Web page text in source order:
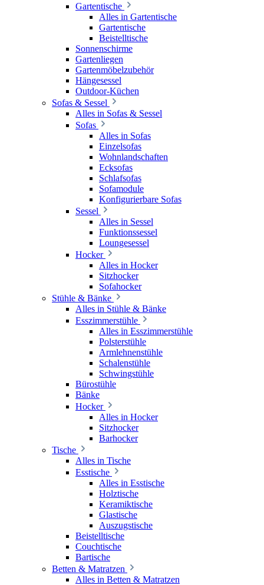
Gartentische
Alles in Gartentische
Gartentische
Beistelltische
Sonnenschirme
Gartenliegen
Gartenmöbelzubehör
Hängesessel
Outdoor-Küchen
Sofas & Sessel
Alles in Sofas & Sessel
Sofas
Alles in Sofas
Einzelsofas
Wohnlandschaften
Ecksofas
Schlafsofas
Sofamodule
Konfigurierbare Sofas
Sessel
Alles in Sessel
Funktionssessel
Loungesessel
Hocker
Alles in Hocker
Sitzhocker
Sofahocker
Stühle & Bänke
Alles in Stühle & Bänke
Esszimmerstühle
Alles in Esszimmerstühle
Polsterstühle
Armlehnenstühle
Schalenstühle
Schwingstühle
Bürostühle
Bänke
Hocker
Alles in Hocker
Sitzhocker
Barhocker
Tische
Alles in Tische
Esstische
Alles in Esstische
Holztische
Keramiktische
Glastische
Auszugstische
Beistelltische
Couchtische
Bartische
Betten & Matratzen
Alles in Betten & Matratzen